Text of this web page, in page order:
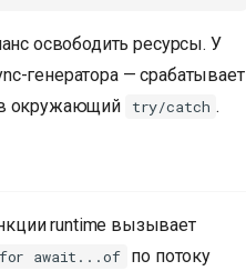
освободить ресурсы. У
генератора — срабатывает
в окружающий try/catch .
runtime вызывает
for await...of по потоку